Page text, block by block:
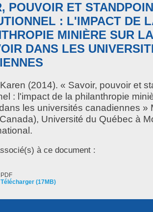
POUVOIR ET
: L'IMPACT DE
MINIÈRE SUR
DANS LES
(2014). « Savoir, pouvoir et
: l'impact de la philanthropie
les universités canadiennes »
Université du Québec à
à ce document :
PDF
Télécharger (17MB)